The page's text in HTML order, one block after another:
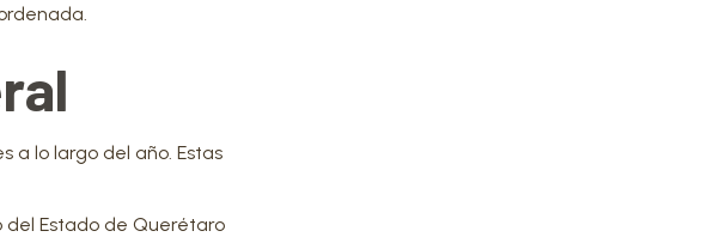
a lo largo del año. Estas
del Estado de Querétaro